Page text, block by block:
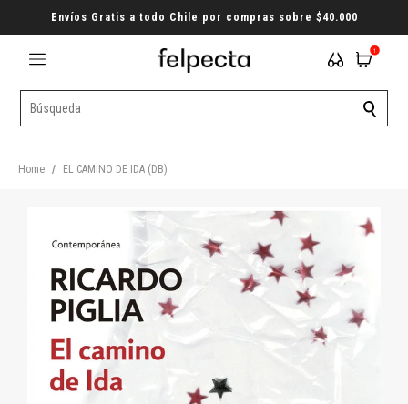
Envíos Gratis a todo Chile por compras sobre $40.000
1
Home / EL CAMINO DE IDA (DB)